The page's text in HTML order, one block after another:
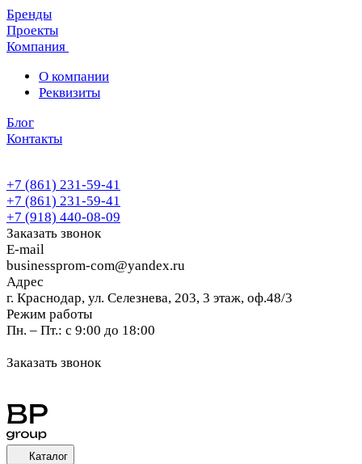
Бренды
Проекты
Компания
О компании
Реквизиты
Блог
Контакты
+7 (861) 231-59-41
+7 (861) 231-59-41
+7 (918) 440-08-09
Заказать звонок
E-mail
businessprom-com@yandex.ru
Адрес
г. Краснодар, ул. Селезнева, 203, 3 этаж, оф.48/3
Режим работы
Пн. – Пт.: с 9:00 до 18:00
Заказать звонок
Каталог